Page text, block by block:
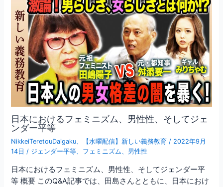
日本におけるフェミニズム、男性性、そしてジェ
ンダー平等
NikkeiTeretouDaigaku、 【水曜配信】新しい義務教育 / 2022年9月
14日 / ジェンダー平等、 フェミニズム、 男性性
日本におけるフェミニズム、男性性、そしてジェンダー平
等 概要 このQ&A記事では、田島さんとともに、日本におけ